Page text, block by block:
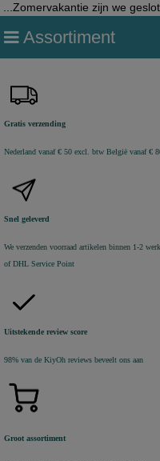
...Zomervakantie zijn we
Assortiment
Gratis verzending
Nederland vanaf € 50 excl. btwBelgië vanaf €
Snel geleverd
We verzenden voorraad artikelen binnen 1-2
of DHL Service Point
Uitstekende review score
98% van de KiyOh reviews beveelt ons aan
Groot assortiment